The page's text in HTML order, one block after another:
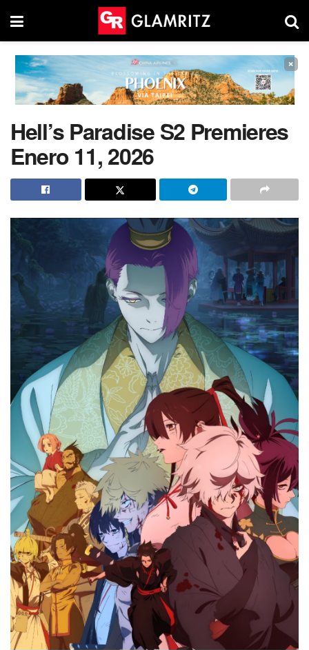
×
Hell’s Paradise S2 Premieres
Enero 11, 2026